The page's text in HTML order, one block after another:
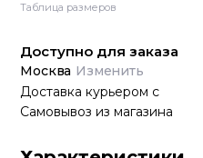
Таблица размеров
Доступно для заказа
Москва Изменить
Доставка курьером с
Самовывоз из магазина